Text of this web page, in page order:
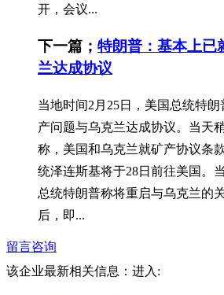
开，会议...
下一篇； 特朗普：基本上已
兰达成协议
当地时间2月25日，美国总统特
产问题与乌克兰达成协议。当天
称，美国和乌克兰就矿产协议条
统泽连斯基将于28日前往美国。
总统特朗普称将重启与乌克兰的
后，即...
留言咨询
该企业最新相关信息： 进入: